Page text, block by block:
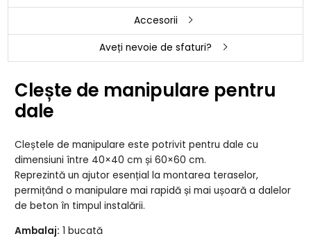
Accesorii
Aveți nevoie de sfaturi?
Clește de manipulare pentru
dale
Cleștele de manipulare este potrivit pentru dale cu
dimensiuni între 40×40 cm și 60×60 cm.
Reprezintă un ajutor esențial la montarea teraselor,
permițând o manipulare mai rapidă și mai ușoară a dalelor
de beton în timpul instalării.
Ambalaj: 1 bucată